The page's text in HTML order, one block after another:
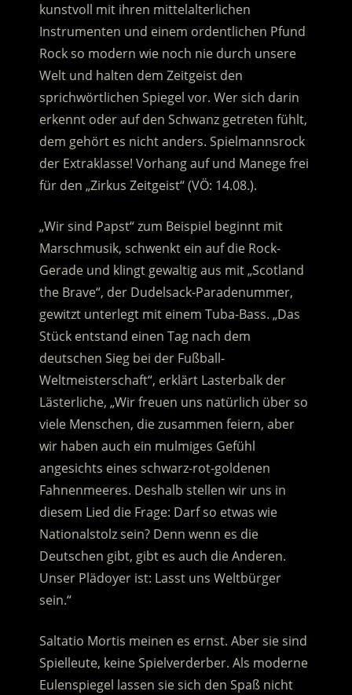
kunstvoll mit ihren mittelalterlichen
Instrumenten und einem ordentlichen Pfund
Rock so modern wie noch nie durch unsere
Welt und halten dem Zeitgeist den
sprichwörtlichen Spiegel vor. Wer sich darin
erkennt oder auf den Schwanz getreten fühlt,
dem gehört es nicht anders. Spielmannsrock
der Extraklasse! Vorhang auf und Manege frei
für den „Zirkus Zeitgeist“ (VÖ: 14.08.).
„Wir sind Papst“ zum Beispiel beginnt mit
Marschmusik, schwenkt ein auf die Rock-
Gerade und klingt gewaltig aus mit „Scotland
the Brave“, der Dudelsack-Paradenummer,
gewitzt unterlegt mit einem Tuba-Bass. „Das
Stück entstand einen Tag nach dem
deutschen Sieg bei der Fußball-
Weltmeisterschaft“, erklärt Lasterbalk der
Lästerliche, „Wir freuen uns natürlich über so
viele Menschen, die zusammen feiern, aber
wir haben auch ein mulmiges Gefühl
angesichts eines schwarz-rot-goldenen
Fahnenmeeres. Deshalb stellen wir uns in
diesem Lied die Frage: Darf so etwas wie
Nationalstolz sein? Denn wenn es die
Deutschen gibt, gibt es auch die Anderen.
Unser Plädoyer ist: Lasst uns Weltbürger
sein.“
Saltatio Mortis meinen es ernst. Aber sie sind
Spielleute, keine Spielverderber. Als moderne
Eulenspiegel lassen sie sich den Spaß nicht